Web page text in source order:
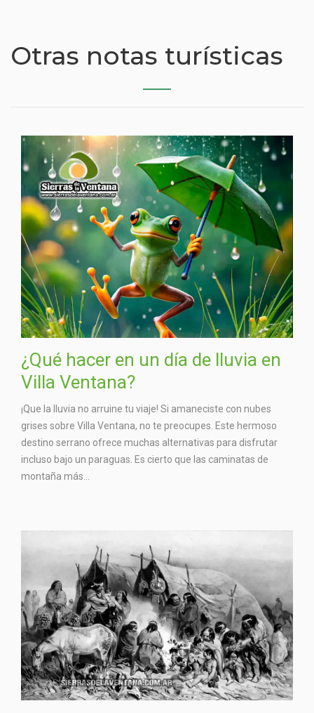
Otras notas turísticas
¿Qué hacer en un día de lluvia en
Villa Ventana?
¡Que la lluvia no arruine tu viaje! Si amaneciste con nubes
grises sobre Villa Ventana, no te preocupes. Este hermoso
destino serrano ofrece muchas alternativas para disfrutar
incluso bajo un paraguas. Es cierto que las caminatas de
montaña más...